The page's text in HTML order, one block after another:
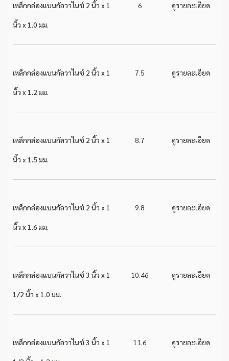
เหล็กกล่องแบนกัลวาไนซ์ 2 นิ้ว x 1
นิ้ว x 1.0 มม.
6 ดูรายละเอียด
เหล็กกล่องแบนกัลวาไนซ์ 2 นิ้ว x 1
นิ้ว x 1.2 มม.
7.5 ดูรายละเอียด
เหล็กกล่องแบนกัลวาไนซ์ 2 นิ้ว x 1
นิ้ว x 1.5 มม.
8.7 ดูรายละเอียด
เหล็กกล่องแบนกัลวาไนซ์ 2 นิ้ว x 1
นิ้ว x 1.6 มม.
9.8 ดูรายละเอียด
เหล็กกล่องแบนกัลวาไนซ์ 3 นิ้ว x 1
1/2 นิ้ว x 1.0 มม.
10.46 ดูรายละเอียด
เหล็กกล่องแบนกัลวาไนซ์ 3 นิ้ว x 1 11.6 ดูรายละเอียด